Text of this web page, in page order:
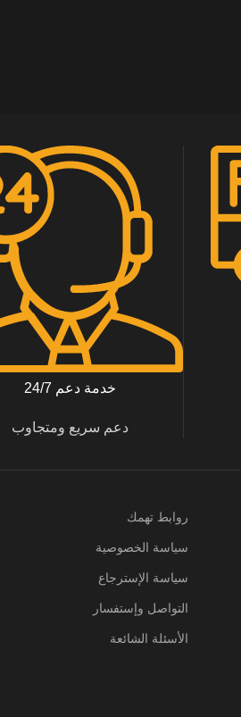
خدمة دعم 24/7
دعم سريع ومتجاوب
روابط تهمك
سياسة الخصوصية
سياسة الإسترجاع
التواصل وإستفسار
الأسئلة الشائعة